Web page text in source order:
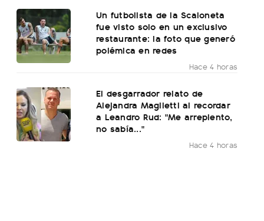
Un futbolista de la Scaloneta
fue visto solo en un exclusivo
restaurante: la foto que generó
polémica en redes
Hace 4 horas
El desgarrador relato de
Alejandra Maglietti al recordar
a Leandro Rud: "Me arrepiento,
no sabía..."
Hace 4 horas